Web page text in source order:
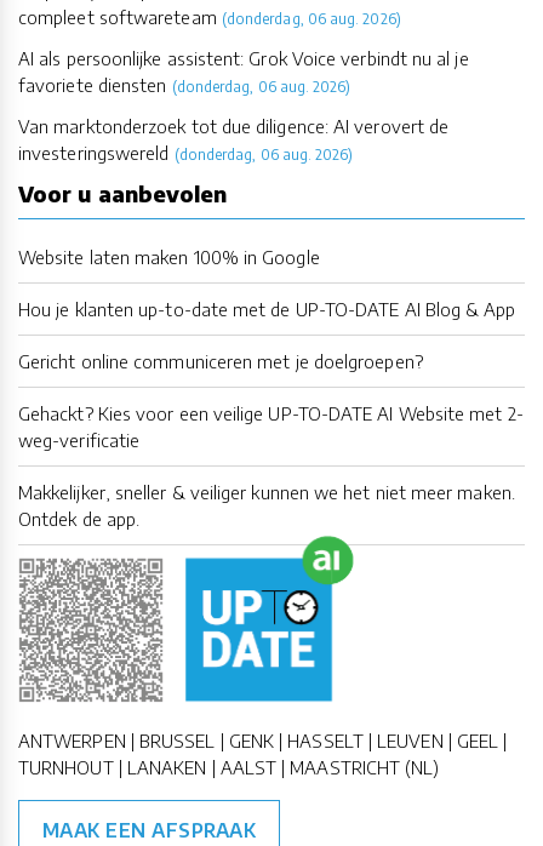
compleet softwareteam (donderdag, 06 aug. 2026)
AI als persoonlijke assistent: Grok Voice verbindt nu al je
favoriete diensten (donderdag, 06 aug. 2026)
Van marktonderzoek tot due diligence: AI verovert de
investeringswereld (donderdag, 06 aug. 2026)
Voor u aanbevolen
Website laten maken 100% in Google
Hou je klanten up-to-date met de UP-TO-DATE AI Blog & App
Gericht online communiceren met je doelgroepen?
Gehackt? Kies voor een veilige UP-TO-DATE AI Website met 2-
weg-verificatie
Makkelijker, sneller & veiliger kunnen we het niet meer maken.
Ontdek de app.
ANTWERPEN | BRUSSEL | GENK | HASSELT | LEUVEN | GEEL |
TURNHOUT | LANAKEN | AALST | MAASTRICHT (NL)
MAAK EEN AFSPRAAK